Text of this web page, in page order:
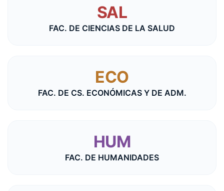
SAL
FAC. DE CIENCIAS DE LA SALUD
ECO
FAC. DE CS. ECONÓMICAS Y DE ADM.
HUM
FAC. DE HUMANIDADES